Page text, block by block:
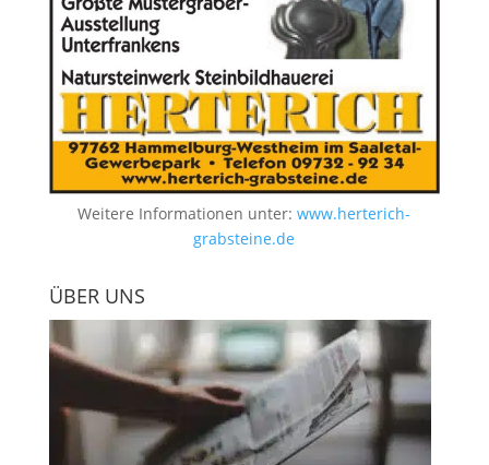
Weitere Informationen unter:www.herterich-
grabsteine.de
ÜBER UNS